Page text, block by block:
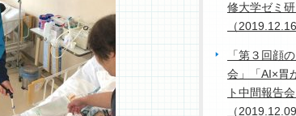
修大学ゼミ
（2019.12.16
「第３回顔
会」「AI×胃
ト中間報告
（2019.12.09